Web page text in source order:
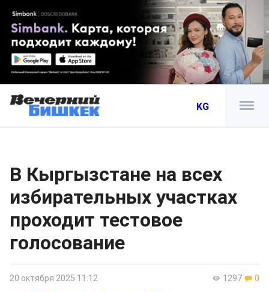
KG
В Кыргызстане на всех
избирательных участках
проходит тестовое
голосование
1297 0
20 октября 2025 11:12